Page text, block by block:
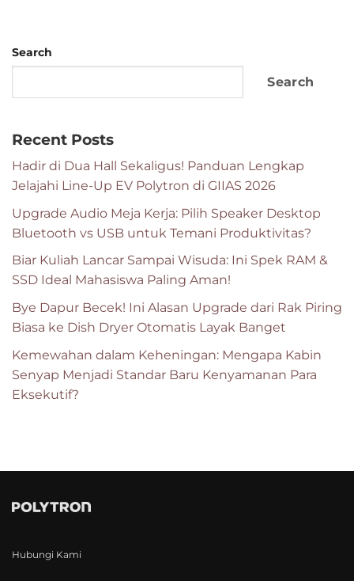
Search
Search
Recent Posts
Hadir di Dua Hall Sekaligus! Panduan Lengkap
Jelajahi Line-Up EV Polytron di GIIAS 2026
Upgrade Audio Meja Kerja: Pilih Speaker Desktop
Bluetooth vs USB untuk Temani Produktivitas?
Biar Kuliah Lancar Sampai Wisuda: Ini Spek RAM &
SSD Ideal Mahasiswa Paling Aman!
Bye Dapur Becek! Ini Alasan Upgrade dari Rak Piring
Biasa ke Dish Dryer Otomatis Layak Banget
Kemewahan dalam Keheningan: Mengapa Kabin
Senyap Menjadi Standar Baru Kenyamanan Para
Eksekutif?
Hubungi Kami